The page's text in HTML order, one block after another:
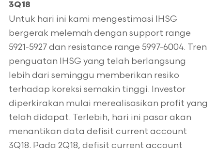
3Q18
Untuk hari ini kami mengestimasi IHSG
bergerak melemah dengan support range
5921-5927 dan resistance range 5997-6004. Tren
penguatan IHSG yang telah berlangsung
lebih dari seminggu memberikan resiko
terhadap koreksi semakin tinggi. Investor
diperkirakan mulai merealisasikan profit yang
telah didapat. Terlebih, hari ini pasar akan
menantikan data defisit current account
3Q18. Pada 2Q18, defisit current account